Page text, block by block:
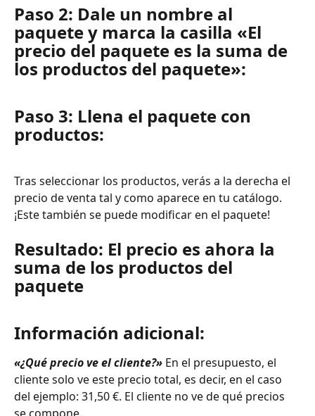
Paso 2: Dale un nombre al
paquete y marca la casilla «El
precio del paquete es la suma de
los productos del paquete»:
Paso 3: Llena el paquete con
productos:
Tras seleccionar los productos, verás a la derecha el
precio de venta tal y como aparece en tu catálogo.
¡Este también se puede modificar en el paquete!
Resultado: El precio es ahora la
suma de los productos del
paquete
Información adicional:
«¿Qué precio ve el cliente?» En el presupuesto, el
cliente solo ve este precio total, es decir, en el caso
del ejemplo: 31,50 €. El cliente no ve de qué precios